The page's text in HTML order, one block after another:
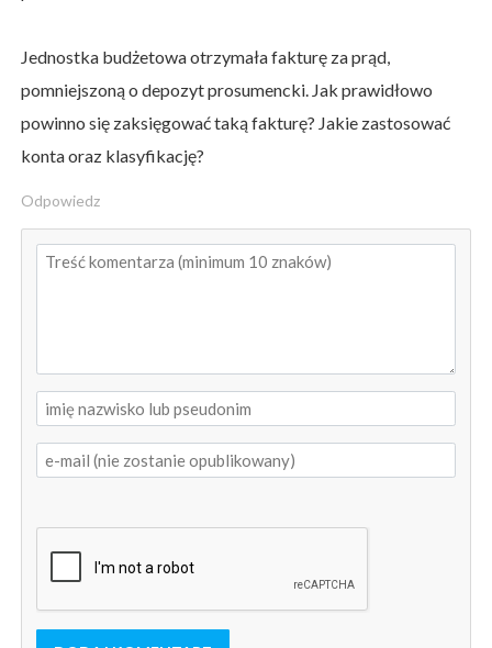
Jednostka budżetowa otrzymała fakturę za prąd,
pomniejszoną o depozyt prosumencki. Jak prawidłowo
powinno się zaksięgować taką fakturę? Jakie zastosować
konta oraz klasyfikację?
Odpowiedz